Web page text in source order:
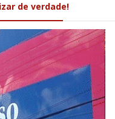
de verdade!